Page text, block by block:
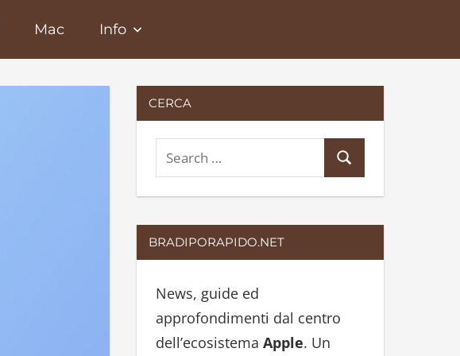
Mac Info
CERCA
e
a
r
c
f
o
r
e
c
BRADIPORAPIDO.NET
News, guide ed
approfondimenti dal centro
dell’ecosistema Apple. Un